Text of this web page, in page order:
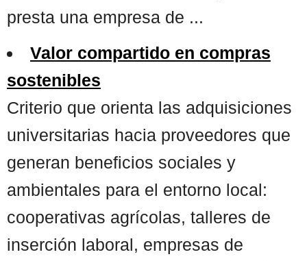
presta una empresa de ...
Valor compartido en compras
sostenibles
Criterio que orienta las adquisiciones
universitarias hacia proveedores que
generan beneficios sociales y
ambientales para el entorno local:
cooperativas agrícolas, talleres de
inserción laboral, empresas de